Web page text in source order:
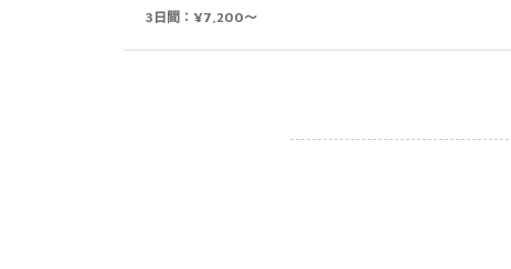
5段階中
3日間：¥7,200～